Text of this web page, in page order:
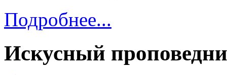
Подробнее...
Искусный